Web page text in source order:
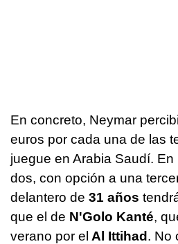
En concreto, Neymar
euros por cada una de las
juegue en Arabia Saudí.
dos, con opción a una
delantero de 31 años
que el de N'Golo Kanté,
verano por el Al Ittihad. No